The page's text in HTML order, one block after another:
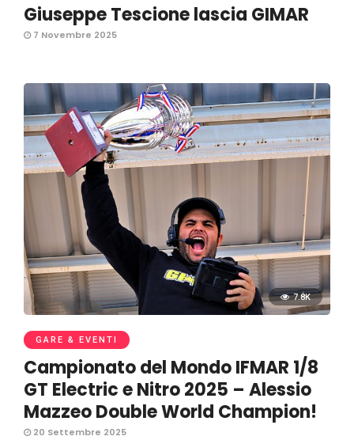
Giuseppe Tescione lascia GIMAR
7 Novembre 2025
7.8K
GARE & EVENTI
Campionato del Mondo IFMAR 1/8
GT Electric e Nitro 2025 – Alessio
Mazzeo Double World Champion!
20 Settembre 2025